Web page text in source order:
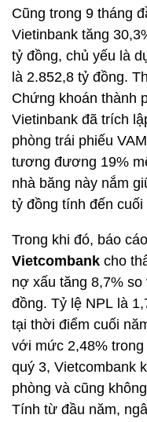
Cũng trong 9 tháng
Vietinbank tăng
tỷ đồng, chủ yếu là
là 2.852,8 tỷ đồng.
Chứng khoán thành
Vietinbank đã trích
phòng trái phiếu
tương đương 19%
nhà băng này nắm
tỷ đồng tính đến cuối
Trong khi đó, báo
Vietcombank cho
nợ xấu tăng 8,7%
đồng. Tỷ lệ NPL là
tại thời điểm cuối
với mức 2,48% trong
quý 3, Vietcombank
phòng và cũng
Tính từ đầu năm,